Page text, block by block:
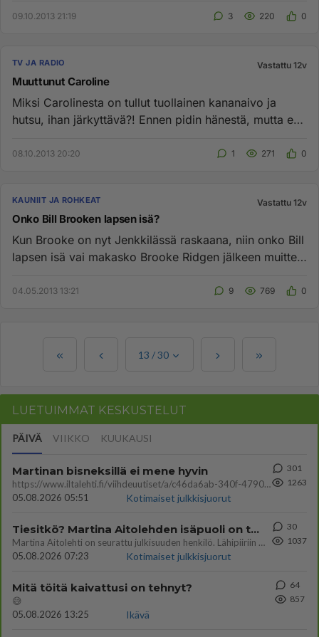
09.10.2013 21:19 3 220 0
TV JA RADIO Vastattu 12v
Muuttunut Caroline
Miksi Carolinesta on tullut tuollainen kananaivo ja
hutsu, ihan järkyttävä?! Ennen pidin hänestä, mutta en
08.10.2013 20:20 1 271 0
KAUNIIT JA ROHKEAT Vastattu 12v
Onko Bill Brooken lapsen isä?
Kun Brooke on nyt Jenkkilässä raskaana, niin onko Bill
lapsen isä vai makasko Brooke Ridgen jälkeen muitten
04.05.2013 13:21 9 769 0
13 /30
LUETUIMMAT KESKUSTELUT
PÄIVÄ VIIKKO KUUKAUSI
Martinan bisneksillä ei mene hyvin
https://www.iltalehti.fi/viihdeuutiset/a/c46da6ab-340f-4790-aaa7-0865eed2336 Yrityksen konkurssihakemus on tullut kärä
05.08.2026 05:51
Kotimaiset julkkisjuorut
301
1263
Tiesitkö? Martina Aitolehden isäpuoli on tämä suosittu laulaja
Martina Aitolehti on seurattu julkisuuden henkilö. Lähipiiriin mahtuu muitakin tunnettuja henkilöitä. Tiesitkö, että Ma
05.08.2026 07:23
Kotimaiset julkkisjuorut
30
1037
Mitä töitä kaivattusi on tehnyt?
😅
05.08.2026 13:25
Ikävä
64
857